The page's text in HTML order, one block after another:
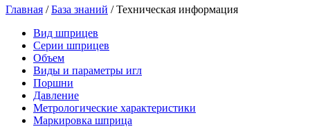
Главная /База знаний /Техническая информация
Вид шприцев
Серии шприцев
Объем
Виды и параметры игл
Поршни
Давление
Метрологические характеристики
Маркировка шприца